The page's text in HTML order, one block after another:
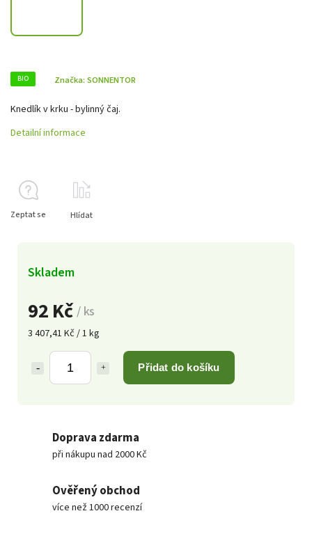
BIO Značka: SONNENTOR
92 Kč/ ks
3 407,41 Kč / 1 kg
Přidat do košíku
Skladem
Knedlík v krku - bylinný čaj.
Detailní informace
Zeptat se Hlídat
Doprava zdarma
při nákupu nad 2000 Kč
Ověřený obchod
více než 1000 recenzí